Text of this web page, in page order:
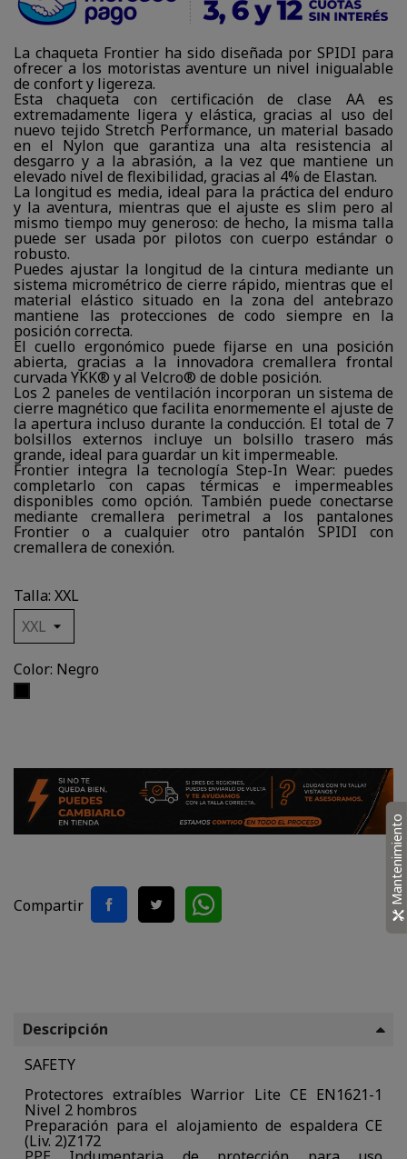
La chaqueta Frontier ha sido diseñada por SPIDI para
ofrecer a los motoristas aventure un nivel inigualable
de confort y ligereza.
Esta chaqueta con certificación de clase AA es
extremadamente ligera y elástica, gracias al uso del
nuevo tejido Stretch Performance, un material basado
en el Nylon que garantiza una alta resistencia al
desgarro y a la abrasión, a la vez que mantiene un
elevado nivel de flexibilidad, gracias al 4% de Elastan.
La longitud es media, ideal para la práctica del enduro
y la aventura, mientras que el ajuste es slim pero al
mismo tiempo muy generoso: de hecho, la misma talla
puede ser usada por pilotos con cuerpo estándar o
robusto.
Puedes ajustar la longitud de la cintura mediante un
sistema micrométrico de cierre rápido, mientras que el
material elástico situado en la zona del antebrazo
mantiene las protecciones de codo siempre en la
posición correcta.
El cuello ergonómico puede fijarse en una posición
abierta, gracias a la innovadora cremallera frontal
curvada YKK® y al Velcro® de doble posición.
Los 2 paneles de ventilación incorporan un sistema de
cierre magnético que facilita enormemente el ajuste de
la apertura incluso durante la conducción. El total de 7
bolsillos externos incluye un bolsillo trasero más
grande, ideal para guardar un kit impermeable.
Frontier integra la tecnología Step-In Wear: puedes
completarlo con capas térmicas e impermeables
disponibles como opción. También puede conectarse
mediante cremallera perimetral a los pantalones
Frontier o a cualquier otro pantalón SPIDI con
cremallera de conexión.
Talla: XXL
Color: Negro
Compartir
Descripción
SAFETY
Protectores extraíbles Warrior Lite CE EN1621-1
Nivel 2 hombros
Preparación para el alojamiento de espaldera CE
(Liv. 2)Z172
Mantenimiento